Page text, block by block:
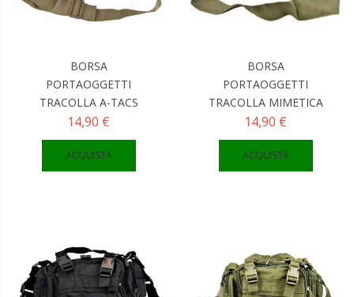
BORSA
PORTAOGGETTI
TRACOLLA A-TACS
14,90 €
ACQUISTA
BORSA
PORTAOGGETTI
TRACOLLA MIMETICA
14,90 €
ACQUISTA